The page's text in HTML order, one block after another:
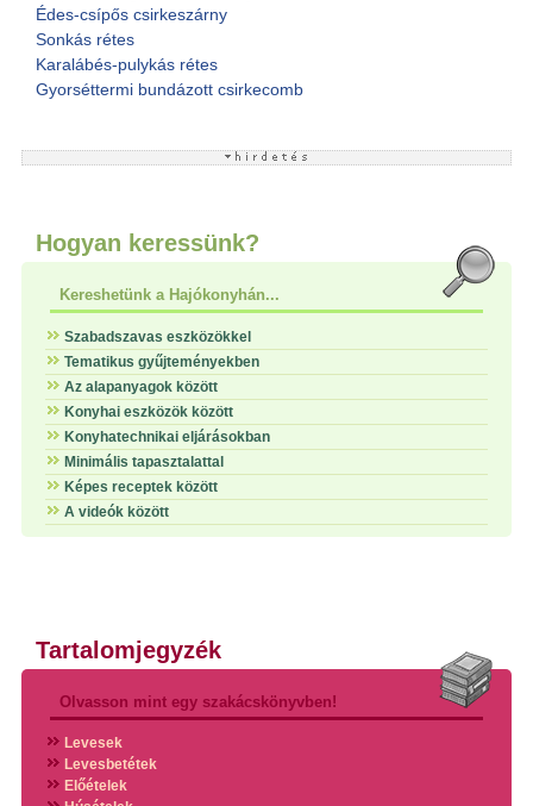
Édes-csípős csirkeszárny
Sonkás rétes
Karalábés-pulykás rétes
Gyorséttermi bundázott csirkecomb
Hogyan keressünk?
Kereshetünk a Hajókonyhán...
Szabadszavas eszközökkel
Tematikus gyűjteményekben
Az alapanyagok között
Konyhai eszközök között
Konyhatechnikai eljárásokban
Minimális tapasztalattal
Képes receptek között
A videók között
Tartalomjegyzék
Olvasson mint egy szakácskönyvben!
Levesek
Levesbetétek
Előételek